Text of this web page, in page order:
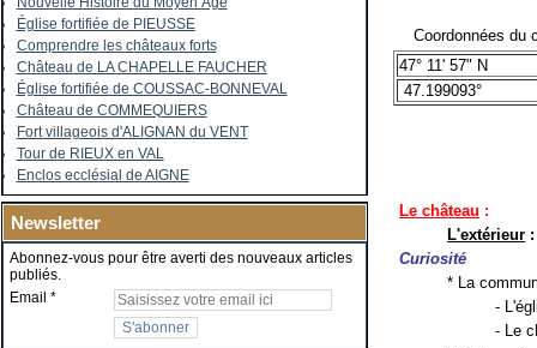
Église fortifiée de PIEUSSE
Comprendre les châteaux forts
Château de LA CHAPELLE FAUCHER
Église fortifiée de COUSSAC-BONNEVAL
Château de COMMEQUIERS
Fort villageois d'ALIGNAN du VENT
Tour de RIEUX en VAL
Enclos ecclésial de AIGNE
Newsletter
Abonnez-vous pour être averti des nouveaux articles
publiés.
Email
Coordonnées du
47° 11' 57" N
47.199093°
Le château :
L'extérieur :
Curiosité
* La
-
- Le